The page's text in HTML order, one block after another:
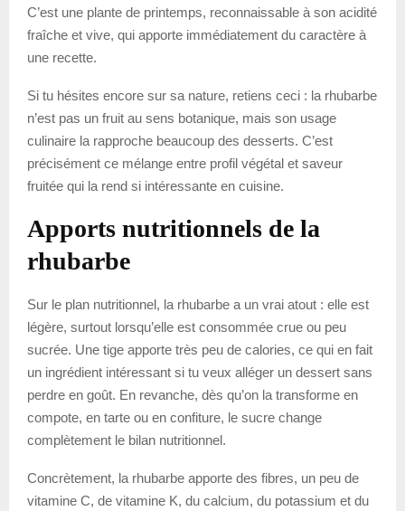
C’est une plante de printemps, reconnaissable à son acidité
fraîche et vive, qui apporte immédiatement du caractère à
une recette.
Si tu hésites encore sur sa nature, retiens ceci : la rhubarbe
n’est pas un fruit au sens botanique, mais son usage
culinaire la rapproche beaucoup des desserts. C’est
précisément ce mélange entre profil végétal et saveur
fruitée qui la rend si intéressante en cuisine.
Apports nutritionnels de la
rhubarbe
Sur le plan nutritionnel, la rhubarbe a un vrai atout : elle est
légère, surtout lorsqu’elle est consommée crue ou peu
sucrée. Une tige apporte très peu de calories, ce qui en fait
un ingrédient intéressant si tu veux alléger un dessert sans
perdre en goût. En revanche, dès qu’on la transforme en
compote, en tarte ou en confiture, le sucre change
complètement le bilan nutritionnel.
Concrètement, la rhubarbe apporte des fibres, un peu de
vitamine C, de vitamine K, du calcium, du potassium et du